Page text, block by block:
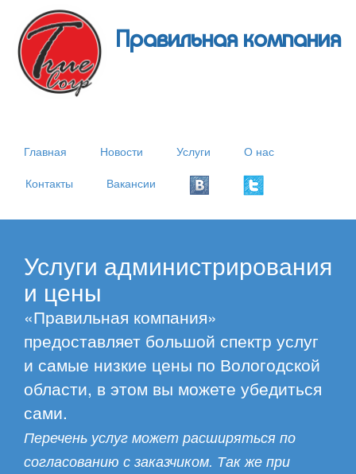
Правильная компания
Главная Новости Услуги
О нас
Контакты
Вакансии
Услуги администрирования
и цены
«Правильная компания»
предоставляет большой спектр услуг
и самые низкие цены по Вологодской
области, в этом вы можете убедиться
сами.
Перечень услуг может расширяться по
согласованию с заказчиком. Так же при